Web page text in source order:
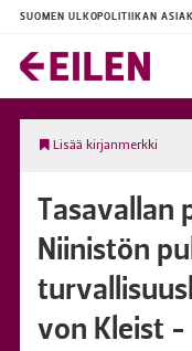
SUOMEN ULKOPOLITIIKAN
Lisää kirjanmerkki
Tasavallan
Niinistön
von Kleist -